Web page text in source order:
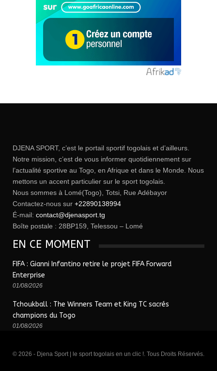
DJENA SPORT, c’est le portail sportif togolais et d’ailleurs.
Notre mission, c’est de vous informer quotidiennement sur
l’actualité sportive au Togo, en Afrique et dans le Monde. Nous
mettons un accent particulier sur le sport togolais.
Nous sommes à Lomé(Togo), Totsi, Rue Adébayor
Contactez-nous sur +22890138994
É-mail: contact@djenasport.tg
Boîte postale : 28BP159, Telessou – Lomé
EN CE MOMENT
FIFA : Gianni Infantino retire le projet FIFA Forward
Enterprise
01/08/2026
Tchoukball : The Winners Team et King TC sacrés
champions du Togo
01/08/2026
© 2026 - Djena Sport | le sport togolais en un clic !. Tous Droits Réservés.